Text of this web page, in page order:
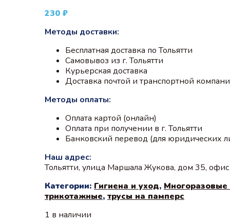
230 ₽
Методы доставки:
Бесплатная доставка по Тольятти
Самовывоз из г. Тольятти
Курьерская доставка
Доставка почтой и транспортной
Методы оплаты:
Оплата картой (онлайн)
Оплата при получении в г. Тольятти
Банковский перевод (для юридических
Наш адрес:
Тольятти, улица Маршала Жукова, дом 35,
Категории: Гигиена и уход, Многоразовые
трикотажные, трусы на памперс
1 в наличии